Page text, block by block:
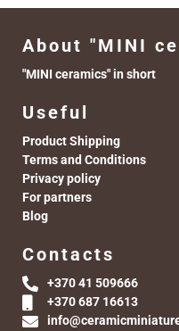
About "MINI
"MINI ceramics" in short
Useful
Product Shipping
Terms and Conditions
Privacy policy
For partners
Blog
Contacts
+370 41 509666
+370 687 16613